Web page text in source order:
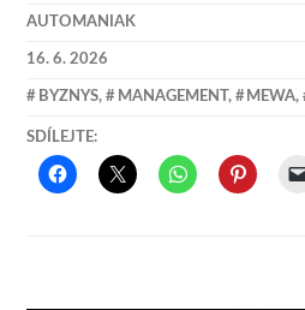
AUTOMANIAK
16. 6. 2026
BYZNYS, MANAGEMENT , MEWA,
SDÍLEJTE: